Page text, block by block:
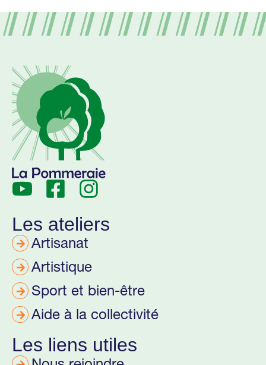
Les ateliers
Artisanat
Artistique
Sport et bien-être
Aide à la collectivité
Les liens utiles